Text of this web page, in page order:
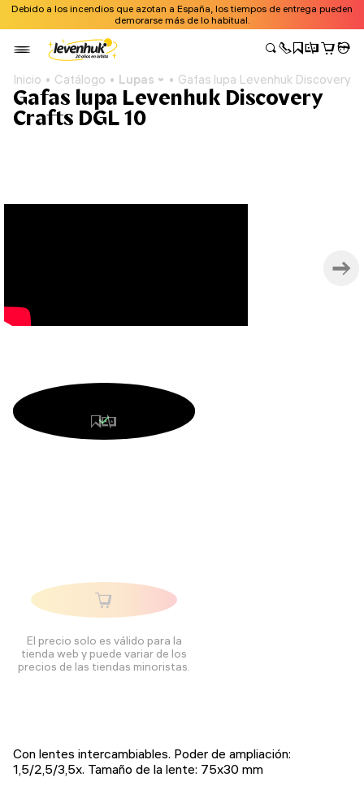
Debido a los incendios que azotan a España, los tiempos de entrega pueden
demorarse más de lo habitual.
Inicio Catálogo Lupas Gafas lupa Levenhuk Discovery
Gafas lupa Levenhuk Discovery
Crafts DGL 10
El precio solo es válido para la
tienda web y puede variar de los
precios de las tiendas minoristas.
Con lentes intercambiables. Poder de ampliación:
1,5/2,5/3,5x. Tamaño de la lente: 75x30 mm